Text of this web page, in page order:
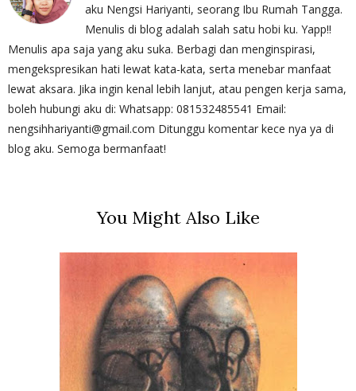
aku Nengsi Hariyanti, seorang Ibu Rumah Tangga.
Menulis di blog adalah salah satu hobi ku. Yapp!!
Menulis apa saja yang aku suka. Berbagi dan menginspirasi,
mengekspresikan hati lewat kata-kata, serta menebar manfaat
lewat aksara. Jika ingin kenal lebih lanjut, atau pengen kerja sama,
boleh hubungi aku di: Whatsapp: 081532485541 Email:
nengsihhariyanti@gmail.com Ditunggu komentar kece nya ya di
blog aku. Semoga bermanfaat!
You Might Also Like